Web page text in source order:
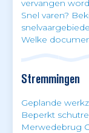
vervangen
Snel varen?
Welke
Stremmingen
Geplande
Beperkt
Merwedebrug